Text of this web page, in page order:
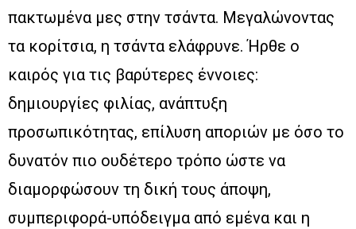
πακτωμένα μες στην τσάντα. Μεγαλώνοντας
τα κορίτσια, η τσάντα ελάφρυνε. Ήρθε ο
καιρός για τις βαρύτερες έννοιες:
δημιουργίες φιλίας, ανάπτυξη
προσωπικότητας, επίλυση αποριών με όσο το
δυνατόν πιο ουδέτερο τρόπο ώστε να
διαμορφώσουν τη δική τους άποψη,
συμπεριφορά-υπόδειγμα από εμένα και η